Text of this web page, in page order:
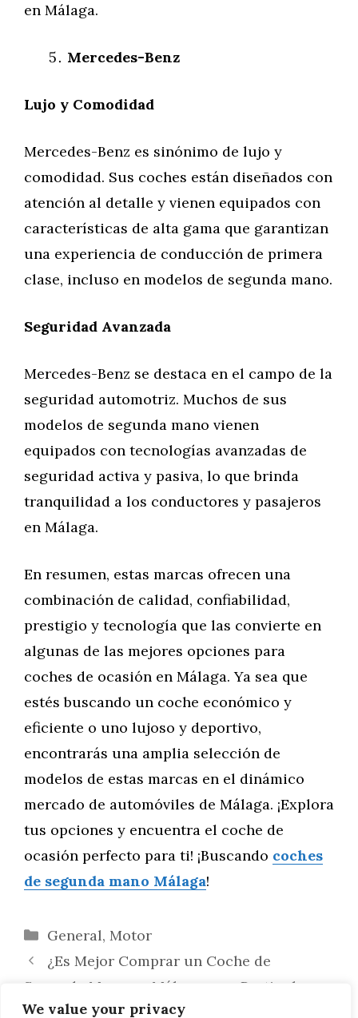
We value your privacy
en Málaga.
Mercedes-Benz
Lujo y Comodidad
Mercedes-Benz es sinónimo de lujo y
comodidad. Sus coches están diseñados con
atención al detalle y vienen equipados con
características de alta gama que garantizan
una experiencia de conducción de primera
clase, incluso en modelos de segunda mano.
Seguridad Avanzada
Mercedes-Benz se destaca en el campo de la
seguridad automotriz. Muchos de sus
modelos de segunda mano vienen
equipados con tecnologías avanzadas de
seguridad activa y pasiva, lo que brinda
tranquilidad a los conductores y pasajeros
en Málaga.
En resumen, estas marcas ofrecen una
combinación de calidad, confiabilidad,
prestigio y tecnología que las convierte en
algunas de las mejores opciones para
coches de ocasión en Málaga. Ya sea que
estés buscando un coche económico y
eficiente o uno lujoso y deportivo,
encontrarás una amplia selección de
modelos de estas marcas en el dinámico
mercado de automóviles de Málaga. ¡Explora
tus opciones y encuentra el coche de
ocasión perfecto para ti! ¡Buscando coches
de segunda mano Málaga!
Categorías
General, Motor
¿Es Mejor Comprar un Coche de
Segunda Mano en Málaga a un Particular o
a un Concesionario?